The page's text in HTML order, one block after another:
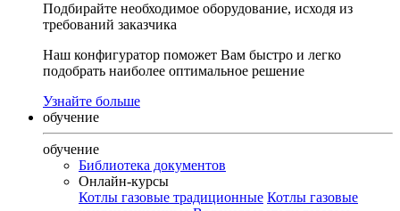
Подбирайте необходимое оборудование, исходя из
требований заказчика
Наш конфигуратор поможет Вам быстро и легко
подобрать наиболее оптимальное решение
Узнайте больше
обучение
обучение
Библиотека документов
Онлайн-курсы
Котлы газовые традиционные Котлы газовые